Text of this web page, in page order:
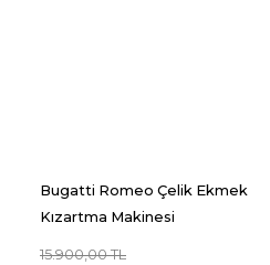
Bugatti Romeo Çelik Ekmek
Kızartma Makinesi
15.900,00 TL